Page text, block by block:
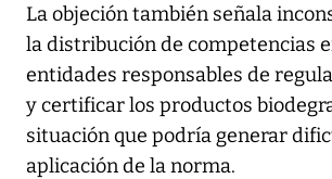
La objeción también señala
la distribución de competencias
entidades responsables de
y certificar los productos
situación que podría generar
aplicación de la norma.